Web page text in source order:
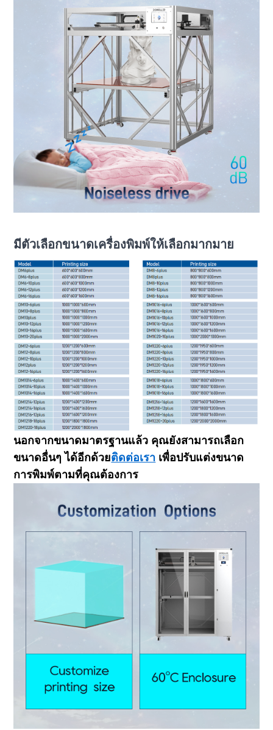
มีตัวเลือกขนาดเครื่องพิมพ์ให้เลือกมากมาย
นอกจากขนาดมาตรฐานแล้ว คุณยังสามารถเลือก
ขนาดอื่นๆ ได้อีกด้วยติดต่อเรา เพื่อปรับแต่งขนาด
การพิมพ์ตามที่คุณต้องการ